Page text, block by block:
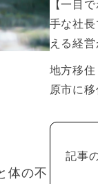
体の不
【一目
手な社
える経営
地方移
原市に
記事